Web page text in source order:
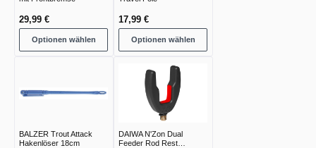
29,99 €
Optionen wählen
17,99 €
Optionen wählen
BALZER Trout Attack
Hakenlöser 18cm
DAIWA N'Zon Dual
Feeder Rod Rest